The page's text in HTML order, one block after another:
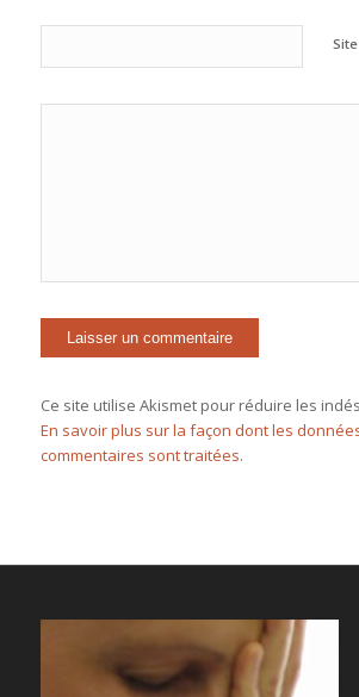
Ce site utilise Akismet pour réduire les
En savoir plus sur la façon dont les
commentaires sont traitées.